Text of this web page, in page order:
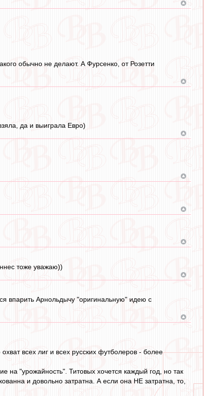
обычно не делают. А Фурсенко, от Розетти
да и выиграла Евро)
тоже уважаю))
впарить Арнольдычу "оригинальную" идею с
всех лиг и всех русских футболеров - более
на "урожайность". Титовых хочется каждый год, но так
и довольно затратна. А если она НЕ затратна, то,